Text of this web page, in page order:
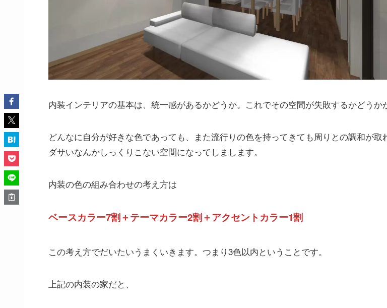
内装インテリアの基本は、統一感があるかどうか。これでその空間が失敗するかどうか
どんなに自分が好きな色であっても、また流行りの色を持ってきても周りとの調和が取
ダサいなんかしっくりこない空間になってしまします。
内装の色の組み合わせの考え方は
ベースカラー7割＋テーマカラー2割＋アクセントカラー1割
この考え方でだいたいうまくいきます。つまり3色以内ということです。
上記の内装の家だと、